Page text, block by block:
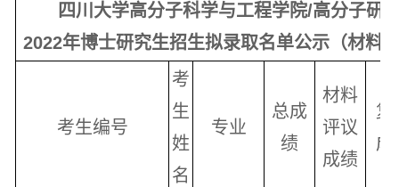
四川大学高分子科学与工程学院/高分子研
2022年博士研究生招生拟录取名单公示（材料
考生编号
考
生
姓
名
专业
总成
绩
材料
评议
成绩
复
成